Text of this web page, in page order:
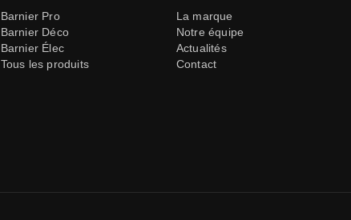
Barnier Pro
Barnier Déco
Barnier Élec
Tous les produits
La marque
Notre équipe
Actualités
Contact